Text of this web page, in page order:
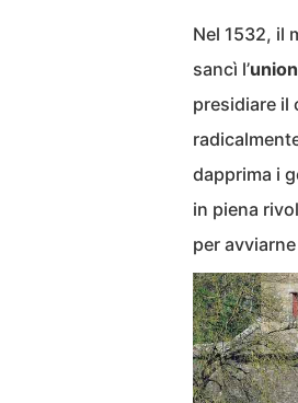
Nel 1532, il
sancì l’
presidiare il
dapprima i
in piena
per